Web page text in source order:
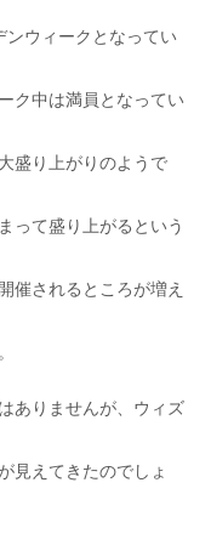
ウィークとなってい
ク中は満員となってい
盛り上がりのようで
って盛り上がるという
催されるところが増え
ありませんが、ウィズ
見えてきたのでしょ